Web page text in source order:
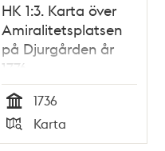
HK 1:3. Karta över
Amiralitetsplatsen
på Djurgården år
1776
Tid
1736
Typ
Karta